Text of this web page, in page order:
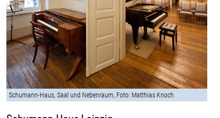
Schumann-Haus, Saal und Nebenraum, Foto: Matthias Knoch